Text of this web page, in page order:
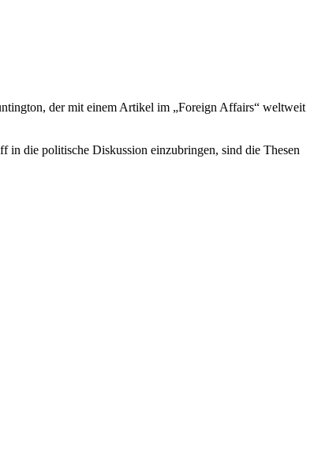
der mit einem Artikel im „Foreign Affairs“ weltweit
die politische Diskussion einzubringen, sind die Thesen